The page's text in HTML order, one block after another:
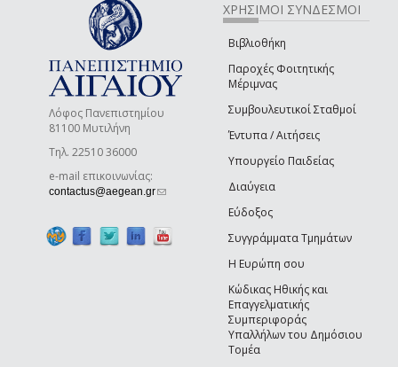
Λόφος Πανεπιστημίου
81100 Μυτιλήνη
Τηλ. 22510 36000
e-mail επικοινωνίας:
contactus@aegean.gr(link sends e-mail)
ΧΡΗΣΙΜΟΙ ΣΥΝΔΕΣΜΟΙ
Βιβλιοθήκη
Παροχές Φοιτητικής
Μέριμνας
Συμβουλευτικοί Σταθμοί
Έντυπα / Αιτήσεις
Υπουργείο Παιδείας
Διαύγεια
Εύδοξος
Συγγράμματα Τμημάτων
Η Ευρώπη σου
Κώδικας Ηθικής και
Επαγγελματικής
Συμπεριφοράς
Υπαλλήλων του Δημόσιου
Τομέα